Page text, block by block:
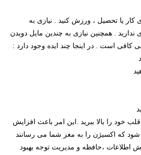
یا تحصیل ، ورزش کنید . نیازی به
. همچنین نیازی به چندین مایل دویدن
خود را بالا ببرید .این امر باعث افزایش
که اکسیژن را به مغز شما می رسانند
اطلاعات ،حافظه و مدیریت توجه بهبود